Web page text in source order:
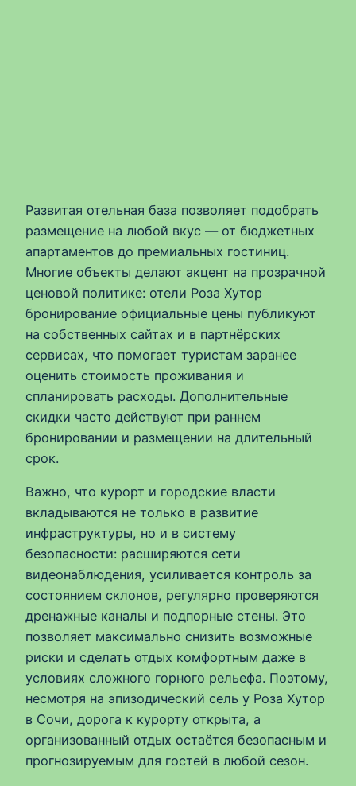
Развитая отельная база позволяет подобрать
размещение на любой вкус — от бюджетных
апартаментов до премиальных гостиниц.
Многие объекты делают акцент на прозрачной
ценовой политике: отели Роза Хутор
бронирование официальные цены публикуют
на собственных сайтах и в партнёрских
сервисах, что помогает туристам заранее
оценить стоимость проживания и
спланировать расходы. Дополнительные
скидки часто действуют при раннем
бронировании и размещении на длительный
срок.
Важно, что курорт и городские власти
вкладываются не только в развитие
инфраструктуры, но и в систему
безопасности: расширяются сети
видеонаблюдения, усиливается контроль за
состоянием склонов, регулярно проверяются
дренажные каналы и подпорные стены. Это
позволяет максимально снизить возможные
риски и сделать отдых комфортным даже в
условиях сложного горного рельефа. Поэтому,
несмотря на эпизодический сель у Роза Хутор
в Сочи, дорога к курорту открыта, а
организованный отдых остаётся безопасным и
прогнозируемым для гостей в любой сезон.